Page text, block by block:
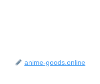
anime-goods.online